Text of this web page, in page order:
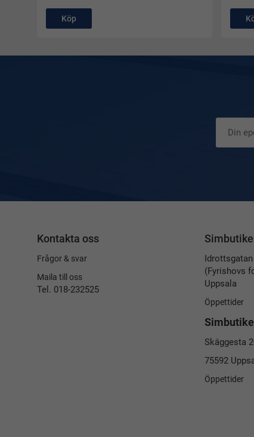
Köp
Kontakta oss
Frågor & svar
Maila till oss
Tel. 018-232525
(Fyrishovs
Uppsala
Öppettider
Skäggesta
75592
Öppettider